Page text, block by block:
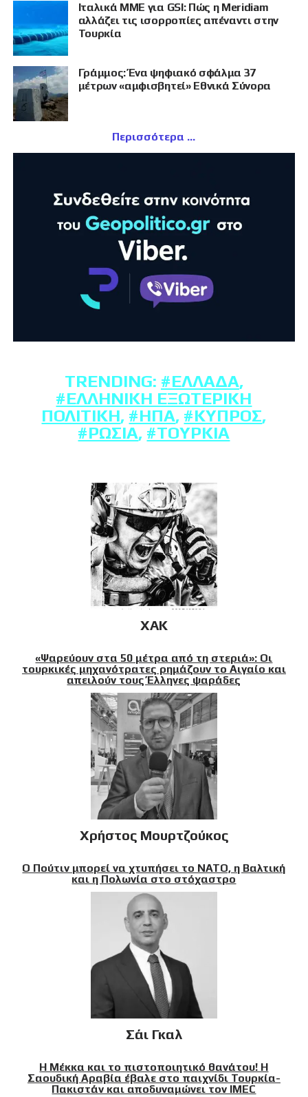
Ιταλικά ΜΜΕ για GSI: Πώς η Meridiam
αλλάζει τις ισορροπίες απέναντι στην
Τουρκία
Γράμμος: Ένα ψηφιακό σφάλμα 37
μέτρων «αμφισβητεί» Εθνικά Σύνορα
Περισσότερα
TRENDING: #ΕΛΛΆΔΑ,
#ΕΛΛΗΝΙΚΉ ΕΞΩΤΕΡΙΚΉ
ΠΟΛΙΤΙΚΉ, #ΗΠΑ, #ΚΎΠΡΟΣ,
#ΡΩΣΊΑ, #ΤΟΥΡΚΊΑ
XAK
«Ψαρεύουν στα 50 μέτρα από τη στεριά»: Οι
τουρκικές μηχανότρατες ρημάζουν το Αιγαίο και
απειλούν τους Έλληνες ψαράδες
Χρήστος Μουρτζούκος
Ο Πούτιν μπορεί να χτυπήσει το ΝΑΤΟ, η Βαλτική
και η Πολωνία στο στόχαστρο
Σάι Γκαλ
Η Μέκκα και το πιστοποιητικό θανάτου! Η
Σαουδική Αραβία έβαλε στο παιχνίδι Τουρκία-
Πακιστάν και αποδυναμώνει τον IMEC